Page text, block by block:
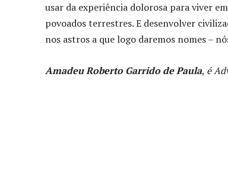
usar da experiência dolorosa para viver
povoados terrestres. E desenvolver
nos astros a que logo daremos nomes –
Amadeu Roberto Garrido de Paula, é